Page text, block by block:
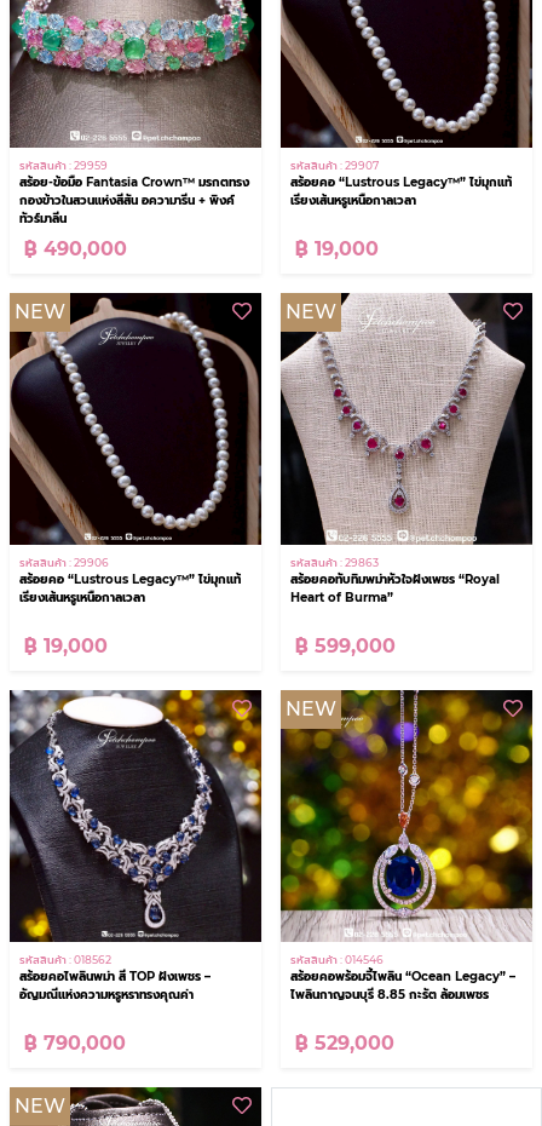
รหัสสินค้า : 29959
สร้อย-ข้อมือ Fantasia Crown™ มรกตทรง
กองข้าวในสวนแห่งสีสัน อความารีน + พิงค์
ทัวร์มาลีน
฿ 490,000
รหัสสินค้า : 29907
สร้อยคอ “Lustrous Legacy™” ไข่มุกแท้
เรียงเส้นหรูเหนือกาลเวลา
฿ 19,000
NEW
รหัสสินค้า : 29906
สร้อยคอ “Lustrous Legacy™” ไข่มุกแท้
เรียงเส้นหรูเหนือกาลเวลา
฿ 19,000
NEW
รหัสสินค้า : 29863
สร้อยคอทับทิมพม่าหัวใจฝังเพชร “Royal
Heart of Burma”
฿ 599,000
รหัสสินค้า : 018562
สร้อยคอไพลินพม่า สี TOP ฝังเพชร –
อัญมณีแห่งความหรูหราทรงคุณค่า
฿ 790,000
NEW
รหัสสินค้า : 014546
สร้อยคอพร้อมจี้ไพลิน “Ocean Legacy” –
ไพลินกาญจนบุรี 8.85 กะรัต ล้อมเพชร
฿ 529,000
NEW